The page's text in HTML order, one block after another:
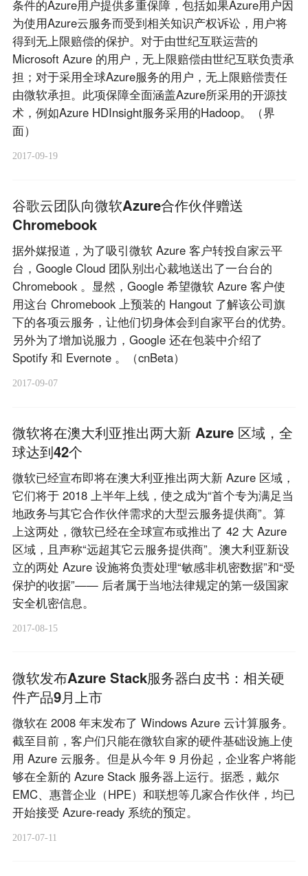
条件的Azure用户提供多重保障，包括如果Azure用户因
为使用Azure云服务而受到相关知识产权诉讼，用户将
得到无上限赔偿的保护。对于由世纪互联运营的
Microsoft Azure 的用户，无上限赔偿由世纪互联负责承
担；对于采用全球Azure服务的用户，无上限赔偿责任
由微软承担。此项保障全面涵盖Azure所采用的开源技
术，例如Azure HDInsight服务采用的Hadoop。（界
面）
2017-09-19
谷歌云团队向微软Azure合作伙伴赠送
Chromebook
据外媒报道，为了吸引微软 Azure 客户转投自家云平
台，Google Cloud 团队别出心裁地送出了一台台的
Chromebook 。显然，Google 希望微软 Azure 客户使
用这台 Chromebook 上预装的 Hangout 了解该公司旗
下的各项云服务，让他们切身体会到自家平台的优势。
另外为了增加说服力，Google 还在包装中介绍了
Spotify 和 Evernote 。（cnBeta）
2017-09-07
微软将在澳大利亚推出两大新 Azure 区域，全
球达到42个
微软已经宣布即将在澳大利亚推出两大新 Azure 区域，
它们将于 2018 上半年上线，使之成为“首个专为满足当
地政务与其它合作伙伴需求的大型云服务提供商”。算
上这两处，微软已经在全球宣布或推出了 42 大 Azure
区域，且声称“远超其它云服务提供商”。澳大利亚新设
立的两处 Azure 设施将负责处理“敏感非机密数据”和“受
保护的收据”—— 后者属于当地法律规定的第一级国家
安全机密信息。
2017-08-15
微软发布Azure Stack服务器白皮书：相关硬
件产品9月上市
微软在 2008 年末发布了 Windows Azure 云计算服务。
截至目前，客户们只能在微软自家的硬件基础设施上使
用 Azure 云服务。但是从今年 9 月份起，企业客户将能
够在全新的 Azure Stack 服务器上运行。据悉，戴尔
EMC、惠普企业（HPE）和联想等几家合作伙伴，均已
开始接受 Azure-ready 系统的预定。
2017-07-11